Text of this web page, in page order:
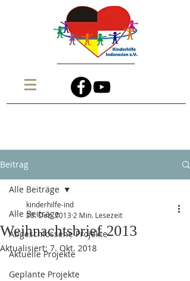
Beitrag
Alle Beiträge
Abgeschlossene Projekte
Aktuelle Projekte
Geplante Projekte
Alle Beiträge
Weihnachtsbrief 2013
kinderhilfe-ind
20. Dez. 2013 2 Min. Lesezeit
Aktualisiert: 7. Okt. 2018